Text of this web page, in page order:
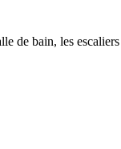
de bain, les